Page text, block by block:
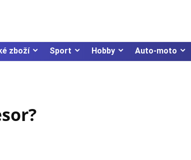
zboží Sport Hobby Auto-moto